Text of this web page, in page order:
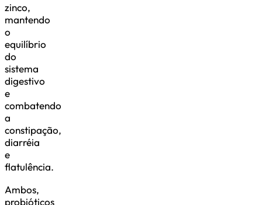
zinco,
mantendo
o
equilíbrio
do
sistema
digestivo
e
combatendo
a
constipação,
diarréia
e
flatulência.
Ambos,
probióticos